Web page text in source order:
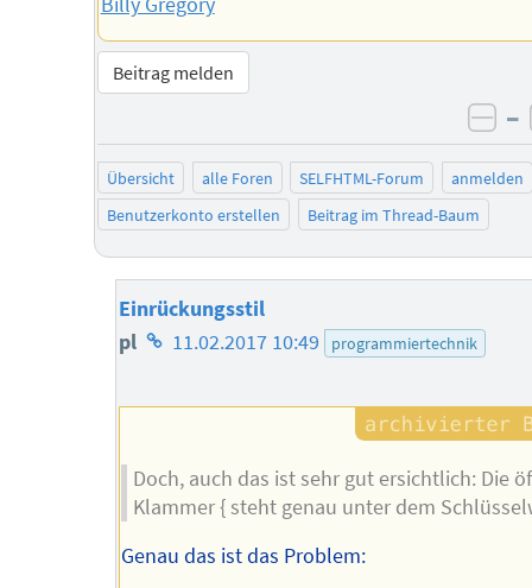
Beitrag melden
–
Übersicht alle Foren SELFHTML-Forum
anmelden
Benutzerkonto erstellen
Beitrag im Thread-Baum
Einrückungsstil
pl Homepage
Autors
11.02.2017 10:49 programmiertechnik
Doch, auch das ist sehr gut ersichtlich: Die
Klammer { steht genau unter dem
Genau das ist das Problem: